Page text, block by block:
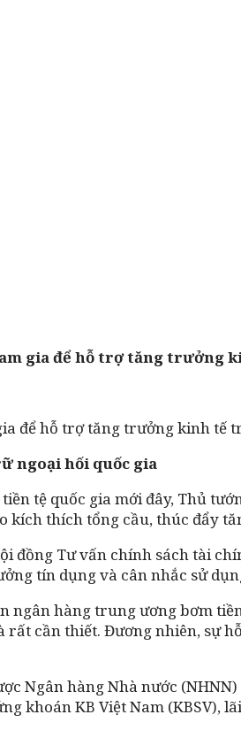
gia để hỗ trợ tăng trưởng
để hỗ trợ tăng trưởng kinh tế
ngoại hối quốc gia
tệ quốc gia mới đây, Thủ
thích tổng cầu, thúc đẩy
đồng Tư vấn chính sách tài
tín dụng và cân nhắc sử
ngân hàng trung ương bơm
rất cần thiết. Đương nhiên, sự
Ngân hàng Nhà nước
khoán KB Việt Nam (KBSV),